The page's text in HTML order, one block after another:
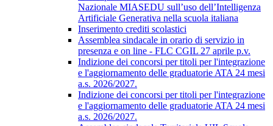
Nazionale MIASEDU sull’uso dell’Intelligenza
Artificiale Generativa nella scuola italiana
Inserimento crediti scolastici
Assemblea sindacale in orario di servizio in
presenza e on line - FLC CGIL 27 aprile p.v.
Indizione dei concorsi per titoli per l'integrazione
e l'aggiornamento delle graduatorie ATA 24 mesi
a.s. 2026/2027.
Indizione dei concorsi per titoli per l'integrazione
e l'aggiornamento delle graduatorie ATA 24 mesi
a.s. 2026/2027.